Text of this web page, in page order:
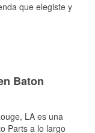
que elegiste y
Baton
, LA es una
Parts a lo largo